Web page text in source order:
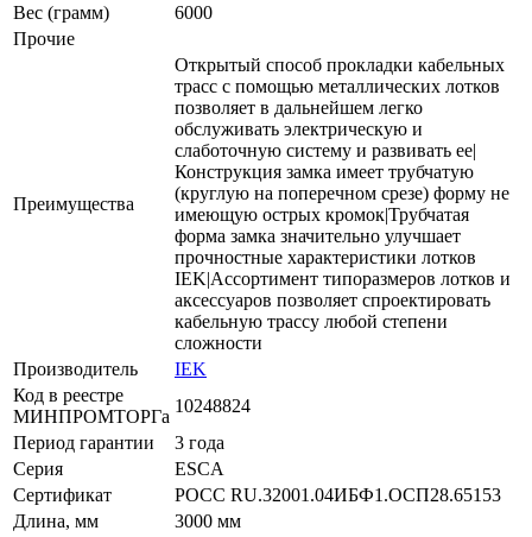
Вес (грамм)
6000
Прочие
Преимущества
Открытый способ прокладки кабельных
трасс с помощью металлических лотков
позволяет в дальнейшем легко
обслуживать электрическую и
слаботочную систему и развивать ее|
Конструкция замка имеет трубчатую
(круглую на поперечном срезе) форму не
имеющую острых кромок|Трубчатая
форма замка значительно улучшает
прочностные характеристики лотков
IEK|Ассортимент типоразмеров лотков и
аксессуаров позволяет спроектировать
кабельную трассу любой степени
сложности
Производитель
IEK
Код в реестре
МИНПРОМТОРГа
10248824
Период гарантии
3 года
Серия
ESCA
Сертификат
РОСС RU.32001.04ИБФ1.ОСП28.65153
Длина, мм
3000 мм